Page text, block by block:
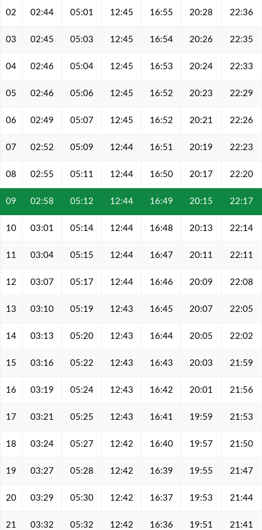
02 02:44 05:01 12:45 16:55 20:28 22:36
03 02:45 05:03 12:45 16:54 20:26 22:35
04 02:46 05:04 12:45 16:53 20:24 22:33
05 02:46 05:06 12:45 16:52 20:23 22:29
06 02:49 05:07 12:45 16:52 20:21 22:26
07 02:52 05:09 12:44 16:51 20:19 22:23
08 02:55 05:11 12:44 16:50 20:17 22:20
09 02:58 05:12 12:44 16:49 20:15 22:17
10 03:01 05:14 12:44 16:48 20:13 22:14
11 03:04 05:15 12:44 16:47 20:11 22:11
12 03:07 05:17 12:44 16:46 20:09 22:08
13 03:10 05:19 12:43 16:45 20:07 22:05
14 03:13 05:20 12:43 16:44 20:05 22:02
15 03:16 05:22 12:43 16:43 20:03 21:59
16 03:19 05:24 12:43 16:42 20:01 21:56
17 03:21 05:25 12:43 16:41 19:59 21:53
18 03:24 05:27 12:42 16:40 19:57 21:50
19 03:27 05:28 12:42 16:39 19:55 21:47
20 03:29 05:30 12:42 16:37 19:53 21:44
21 03:32 05:32 12:42 16:36 19:51 21:41